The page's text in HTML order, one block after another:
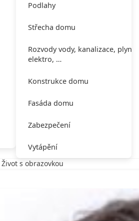
Podlahy
Střecha domu
Rozvody vody, kanalizace, plynu,
elektro, …
Konstrukce domu
Fasáda domu
Zabezpečení
Vytápění
s obrazovkou